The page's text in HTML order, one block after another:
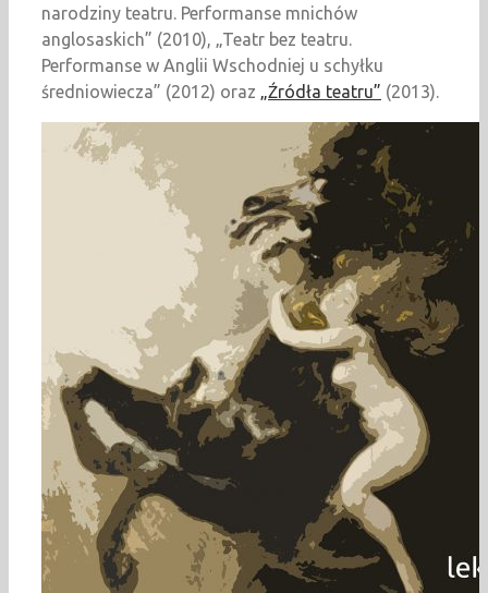
narodziny teatru. Performanse mnichów
anglosaskich” (2010), „Teatr bez teatru.
Performanse w Anglii Wschodniej u schyłku
średniowiecza” (2012) oraz „Źródła teatru” (2013).